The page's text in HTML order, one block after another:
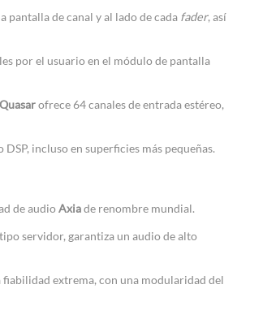
pantalla de canal y al lado de cada fader, así
por el usuario en el módulo de pantalla
Quasarofrece 64 canales de entrada estéreo,
incluso en superficies más pequeñas.
de audioAxiade renombre mundial.
servidor, garantiza un audio de alto
fiabilidad extrema, con una modularidad del